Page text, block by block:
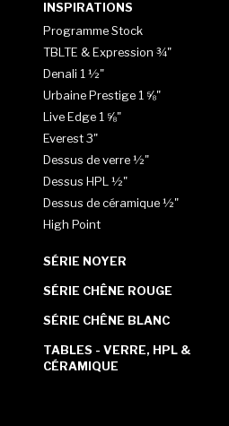
INSPIRATIONS
Programme Stock
TBLTE & Expression ¾"
Denali 1 ½"
Urbaine Prestige 1 ⅝"
Live Edge 1 ⅝"
Everest 3"
Dessus de verre ½"
Dessus HPL ½"
Dessus de céramique ½"
High Point
SÉRIE NOYER
SÉRIE CHÊNE ROUGE
SÉRIE CHÊNE BLANC
TABLES - VERRE, HPL &
CÉRAMIQUE